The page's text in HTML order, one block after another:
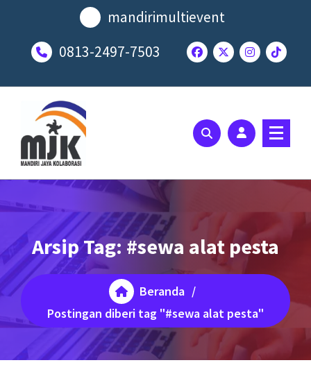
mandirimultievent
0813-2497-7503
Arsip Tag: #sewa alat pesta
Beranda /
Postingan diberi tag "#sewa alat pesta"